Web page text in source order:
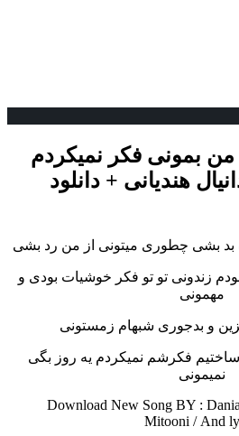
فکر نمیکردم
هندیانی + دانلود
چطوری میتونی از من رد بشی
تو تو فکر خوشیات بودی و
بدجوری شبهام زمستونی
فکرشم نمیکردم یه روز بگی
Download New Song BY
Mitooni /